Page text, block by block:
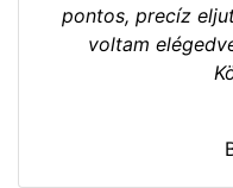
pontos, precíz
voltam